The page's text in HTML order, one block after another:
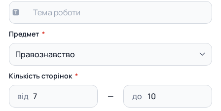
Предмет
Кількість сторінок
від до